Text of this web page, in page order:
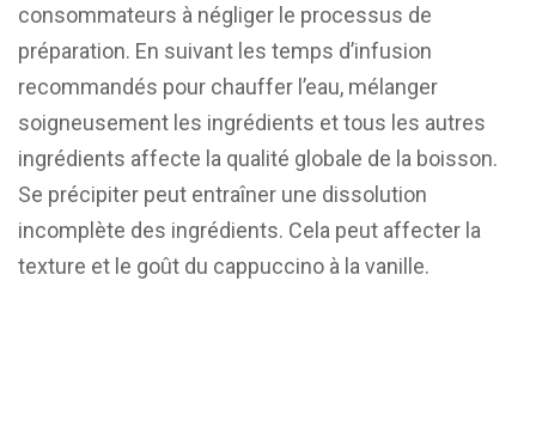
consommateurs à négliger le processus de
préparation. En suivant les temps d’infusion
recommandés pour chauffer l’eau, mélanger
soigneusement les ingrédients et tous les autres
ingrédients affecte la qualité globale de la boisson.
Se précipiter peut entraîner une dissolution
incomplète des ingrédients. Cela peut affecter la
texture et le goût du cappuccino à la vanille.